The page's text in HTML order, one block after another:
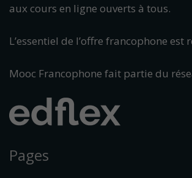
aux cours en ligne ouverts à tous.
L’essentiel de l’offre francophone est
Mooc Francophone fait partie du
Pages